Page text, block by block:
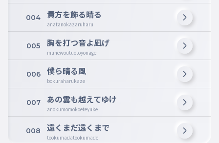
004 貴方を飾る晴る
anatanokazaruharu
005 胸を打つ音よ凪げ
munewoutuotoyonage
006 僕ら晴る風
bokuraharukaze
007 あの雲も越えてゆけ
anokumomokoeteyuke
008 遠くまだ遠くまで
tookumadatookumade